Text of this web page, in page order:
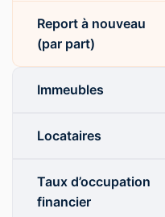
Report à nouveau
(par part)
Immeubles
Locataires
Taux d’occupation
financier